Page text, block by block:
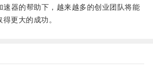
器的帮助下，越来越多的创业团队将能
更大的成功。